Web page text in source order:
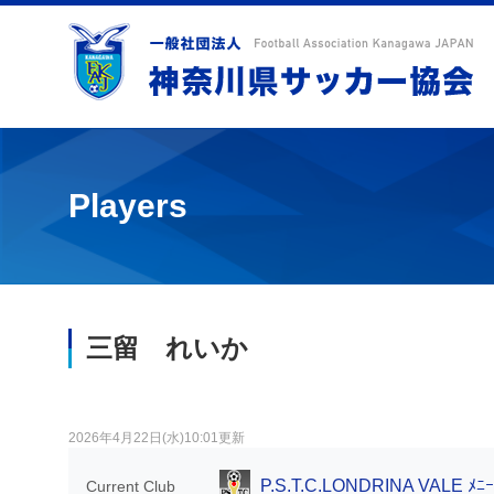
Players
三留 れいか
2026年4月22日(水)10:01更新
Current Club P.S.T.C.LONDRINA VALE ﾒﾆ